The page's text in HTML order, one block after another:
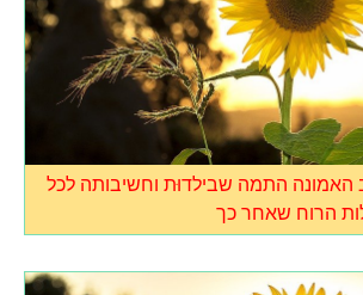
האמונה התמה שבילדוּת וחשיבותה לכל
הרוח שאחר כך